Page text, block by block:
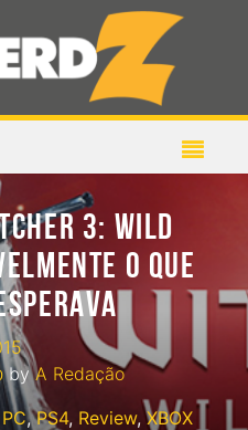
3: WILD
O QUE
byA Redação
PC,PS4, Review,XBOX